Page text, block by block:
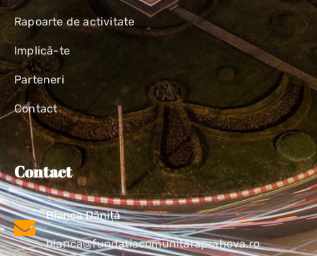
Rapoarte de activitate
Implică-te
Parteneri
Contact
Contact
Bianca Dăniță
bianca@fundatiacomunitaraprahova.ro